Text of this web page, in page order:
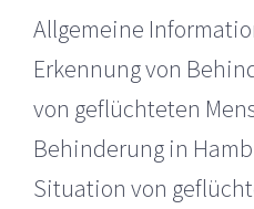
Allgemeine
Erkennung von
von geflüchteten
Behinderung in
Situation von